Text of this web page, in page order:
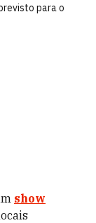
para o
show